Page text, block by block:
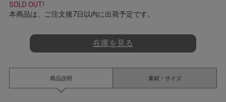
a
SOLD OUT!
本商品は、ご注文後7日以内に出荷予定です。
在庫を見る
商品説明 素材・サイズ